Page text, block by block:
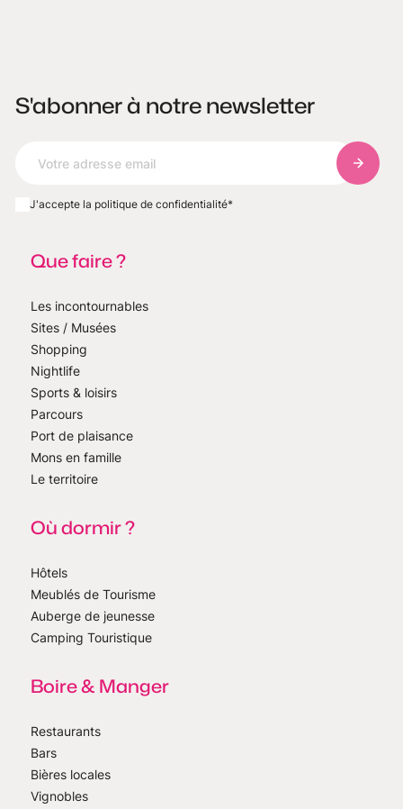
S'abonner à notre newsletter
J'accepte la politique de confidentialité*
Que faire ?
Les incontournables
Sites / Musées
Shopping
Nightlife
Sports & loisirs
Parcours
Port de plaisance
Mons en famille
Le territoire
Où dormir ?
Hôtels
Meublés de Tourisme
Auberge de jeunesse
Camping Touristique
Boire & Manger
Restaurants
Bars
Bières locales
Vignobles